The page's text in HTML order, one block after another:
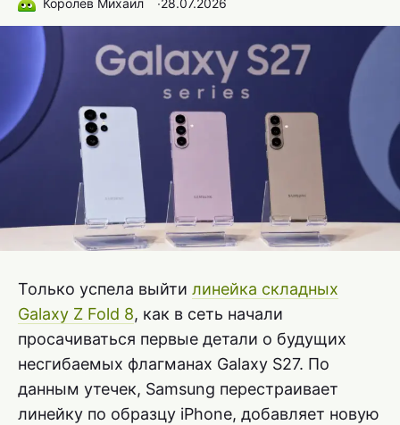
Королев Михаил ∙28.07.2026
Только успела выйти линейка складных
Galaxy Z Fold 8, как в сеть начали
просачиваться первые детали о будущих
несгибаемых флагманах Galaxy S27. По
данным утечек, Samsung перестраивает
линейку по образцу iPhone, добавляет новую